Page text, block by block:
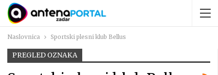
Naslovnica Sportski plesni klub Bellus
PREGLED OZNAKA